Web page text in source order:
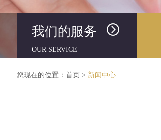
我们的服务
OUR SERVICE
您现在的位置： 首页 > 新闻中心